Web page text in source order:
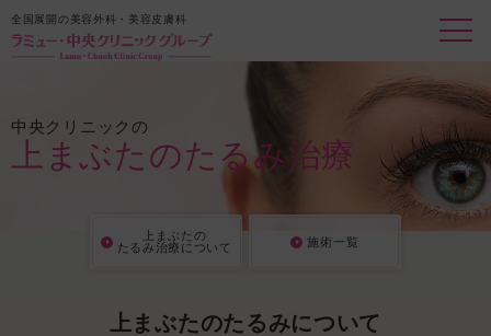
全国展開の美容外科・美容皮膚科
中央クリニックの
上まぶたのたるみ治療
上まぶたの
たるみ治療について
施術一覧
上まぶたのたるみについて